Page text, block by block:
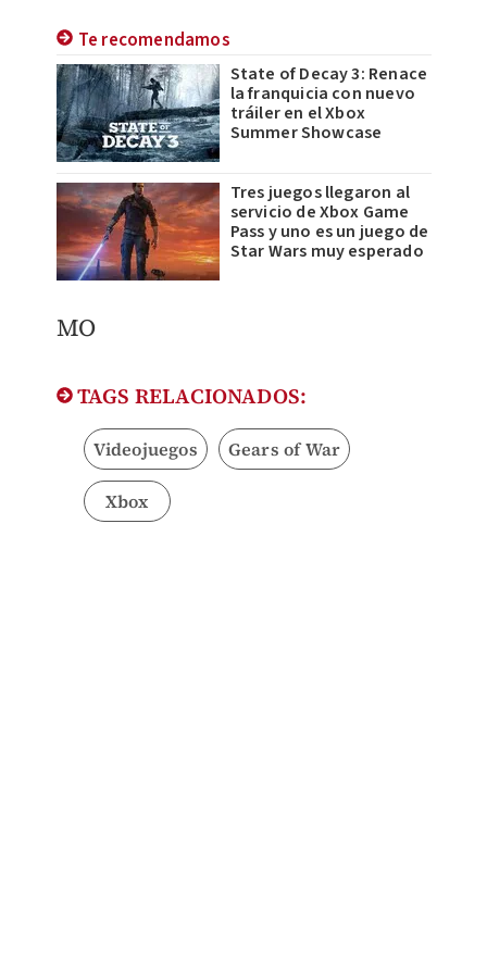
Te recomendamos
State of Decay 3: Renace
la franquicia con nuevo
tráiler en el Xbox
Summer Showcase
Tres juegos llegaron al
servicio de Xbox Game
Pass y uno es un juego de
Star Wars muy esperado
MO
TAGS RELACIONADOS:
Videojuegos Gears of War
Xbox